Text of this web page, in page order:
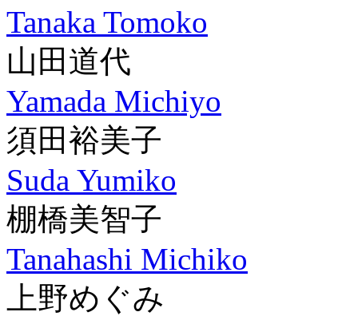
Tanaka Tomoko
山田道代
Yamada Michiyo
須田裕美子
Suda Yumiko
棚橋美智子
Tanahashi Michiko
上野めぐみ